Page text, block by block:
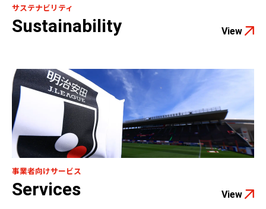
サステナビリティ
Sustainability View
事業者向けサービス
Services View